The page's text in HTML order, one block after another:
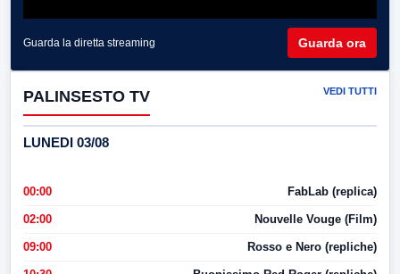
Guarda la diretta streaming Guarda ora
PALINSESTO TV VEDI TUTTI
LUNEDI 03/08
00:00 FabLab (replica)
02:00 Nouvelle Vouge (Film)
09:00 Rosso e Nero (repliche)